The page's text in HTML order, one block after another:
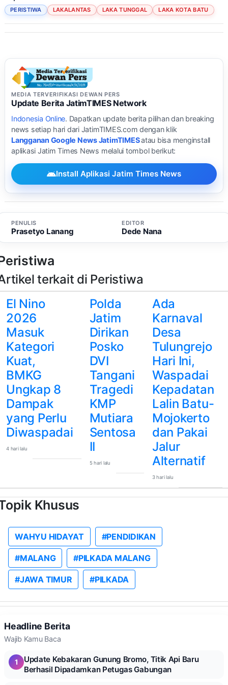
PERISTIWA LAKALANTAS LAKA TUNGGAL LAKA KOTA BATU
MEDIA TERVERIFIKASI DEWAN PERS
Update Berita JatimTIMES Network
Indonesia Online. Dapatkan update berita pilihan dan breaking
news setiap hari dari JatimTIMES.com dengan klik
Langganan Google News JatimTIMESatau bisa menginstall
aplikasi Jatim Times News melalui tombol berikut:
Install Aplikasi Jatim Times News
PENULIS
Prasetyo Lanang
EDITOR
Dede Nana
terkait di Peristiwa
El Nino
2026
Masuk
Kategori
Kuat,
BMKG
Ungkap 8
Dampak
yang Perlu
Diwaspadai
4 hari lalu
Polda
Jatim
Dirikan
Posko
DVI
Tangani
Tragedi
KMP
Mutiara
Sentosa
II
5 hari lalu
Ada
Karnaval
Desa
Tulungrejo
Hari Ini,
Waspadai
Kepadatan
Lalin Batu-
Mojokerto
dan Pakai
Jalur
Alternatif
3 hari lalu
Khusus
WAHYU HIDAYAT #PENDIDIKAN
#MALANG #PILKADA MALANG
#JAWA TIMUR #PILKADA
Headline Berita
Wajib Kamu Baca
1
Update Kebakaran Gunung Bromo, Titik Api Baru
Berhasil Dipadamkan Petugas Gabungan